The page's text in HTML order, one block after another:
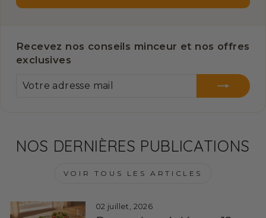
Recevez nos conseils minceur et nos offres
exclusives
ADRESSE
S'INSCRIRE
NOS DERNIÈRES PUBLICATIONS
VOIR TOUS LES ARTICLES
02 juillet, 2026